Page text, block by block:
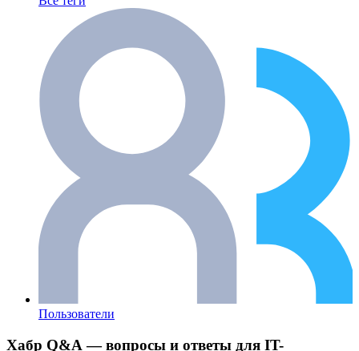
Пользователи
Хабр Q&A — вопросы и ответы для IT-